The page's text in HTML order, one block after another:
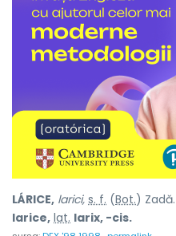
LÁRICE, larici, s. f. (Bot.) Zadă. [
larice, lat. larix, -cis.